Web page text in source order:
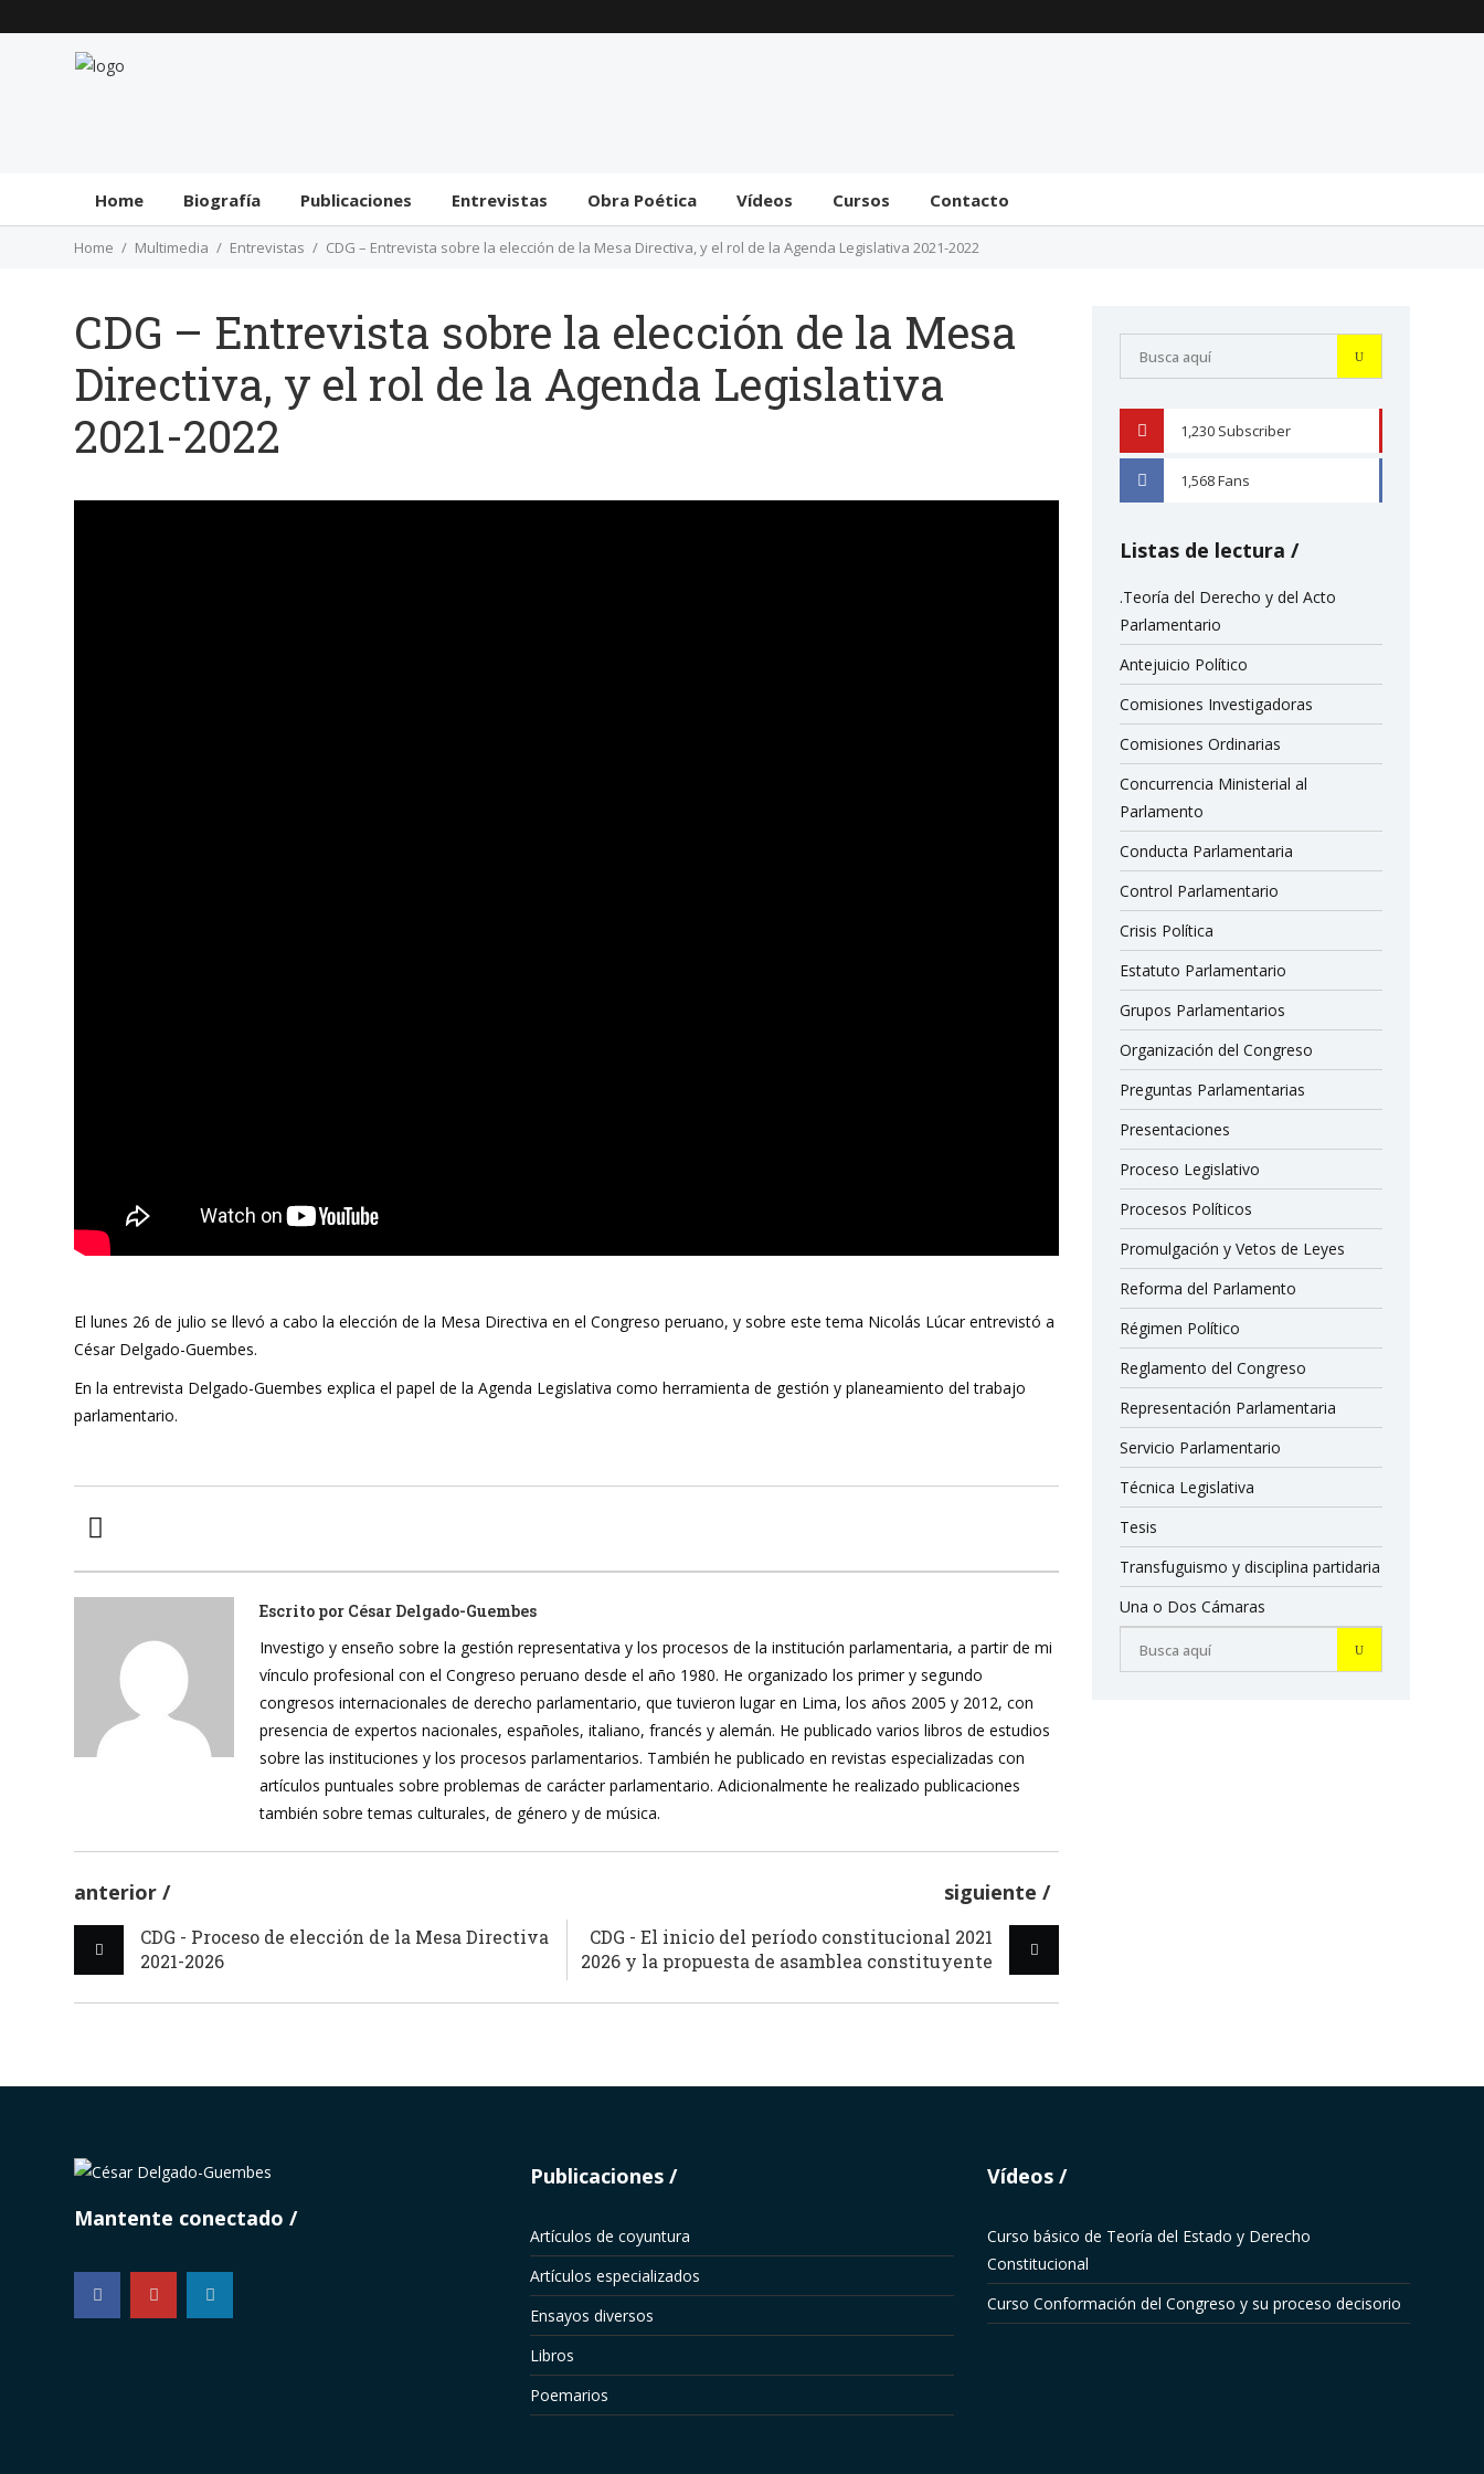
Home Biografía Publicaciones Entrevistas Obra Poética Vídeos Cursos Contacto
Home Multimedia Entrevistas CDG – Entrevista sobre la elección de la Mesa Directiva, y el rol de la Agenda Legislativa 2021-2022
CDG – Entrevista sobre la elección de la Mesa
Directiva, y el rol de la Agenda Legislativa
2021-2022
El lunes 26 de julio se llevó a cabo la elección de la Mesa Directiva en el Congreso peruano, y sobre este tema Nicolás Lúcar entrevistó a
César Delgado-Guembes.
En la entrevista Delgado-Guembes explica el papel de la Agenda Legislativa como herramienta de gestión y planeamiento del trabajo
parlamentario.
Escrito por César Delgado-Guembes
Investigo y enseño sobre la gestión representativa y los procesos de la institución parlamentaria, a partir de mi
vínculo profesional con el Congreso peruano desde el año 1980. He organizado los primer y segundo
congresos internacionales de derecho parlamentario, que tuvieron lugar en Lima, los años 2005 y 2012, con
presencia de expertos nacionales, españoles, italiano, francés y alemán. He publicado varios libros de estudios
sobre las instituciones y los procesos parlamentarios. También he publicado en revistas especializadas con
artículos puntuales sobre problemas de carácter parlamentario. Adicionalmente he realizado publicaciones
también sobre temas culturales, de género y de música.
anterior siguiente
CDG - Proceso de elección de la Mesa Directiva
2021-2026
CDG - El inicio del período constitucional 2021
2026 y la propuesta de asamblea constituyente
1,230 Subscriber
1,568Fans
Listas de lectura
.Teoría del Derecho y del Acto
Parlamentario
Antejuicio Político
Comisiones Investigadoras
Comisiones Ordinarias
Concurrencia Ministerial al
Parlamento
Conducta Parlamentaria
Control Parlamentario
Crisis Política
Estatuto Parlamentario
Grupos Parlamentarios
Organización del Congreso
Preguntas Parlamentarias
Presentaciones
Proceso Legislativo
Procesos Políticos
Promulgación y Vetos de Leyes
Reforma del Parlamento
Régimen Político
Reglamento del Congreso
Representación Parlamentaria
Servicio Parlamentario
Técnica Legislativa
Tesis
Transfuguismo y disciplina partidaria
Una o Dos Cámaras
Mantente conectado
...
Publicaciones
Artículos de coyuntura
Artículos especializados
Ensayos diversos
Libros
Poemarios
Vídeos
Curso básico de Teoría del Estado y Derecho
Constitucional
Curso Conformación del Congreso y su proceso decisorio